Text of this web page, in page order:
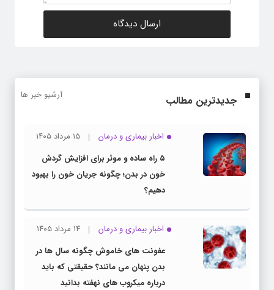
جدیدترین مطالب آرشیو خبر ها
اخبار بیماری و درمان
۱۵ مرداد ۱۴۰۵
۵ راه ساده و موثر برای افزایش گردش
خون در بدن؛ چگونه جریان خون را بهبود
دهیم؟
اخبار بیماری و درمان
۱۴ مرداد ۱۴۰۵
عفونت های خاموش چگونه سال ها در
بدن پنهان می مانند؟ حقیقتی که باید
درباره میکروب های نهفته بدانید